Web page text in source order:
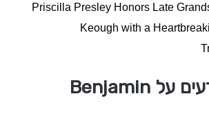
Priscilla Presley Honors Late
Keough with a
מה אנחנו יודעים על Benjamin